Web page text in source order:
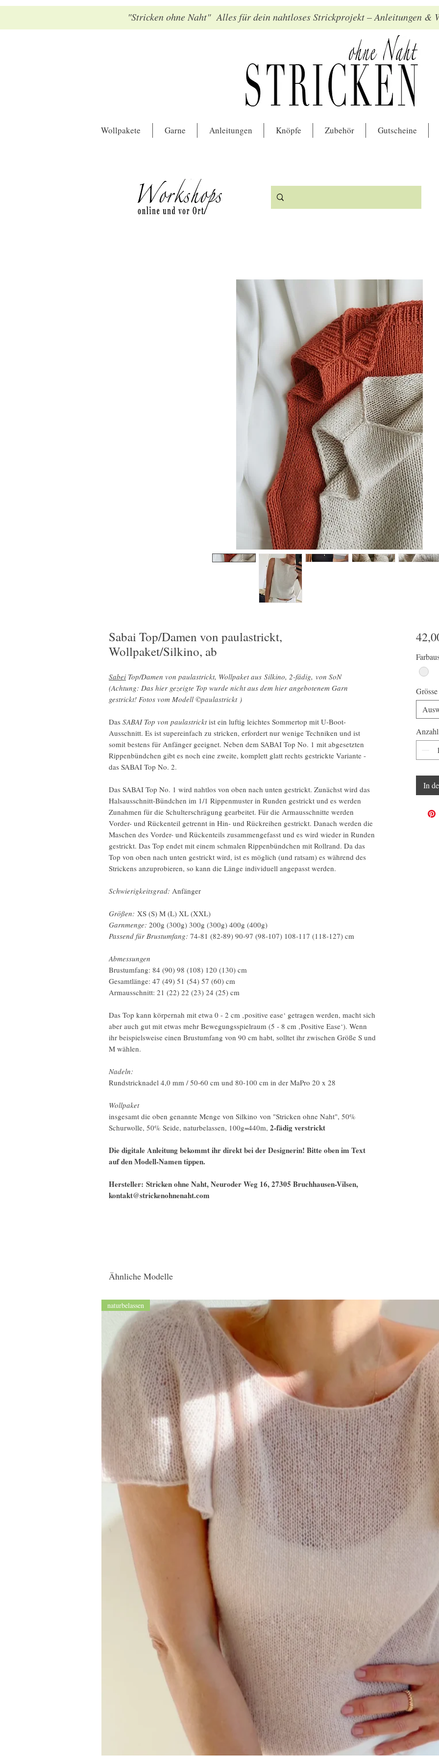
"Stricken ohne Naht" Alles für dein nahtloses Strickprojekt – Anleitungen &
Wollpakete Garne Anleitungen Knöpfe Zubehör Gutscheine
Sabai Top/Damen von paulastrickt,
Wollpaket/Silkino, ab
Sabei Top/Damen von paulastrickt, Wollpaket aus Silkino, 2-fädig, von SoN
(Achtung: Das hier gezeigte Top wurde nicht aus dem hier angebotenem Garn
gestrickt! Fotos vom Modell ©paulastrickt )
Das SABAI Top von paulastricktist ein luftig leichtes Sommertop mit U-Boot-
Ausschnitt. Es ist supereinfach zu stricken, erfordert nur wenige Techniken und ist
somit bestens für Anfänger geeignet. Neben dem SABAI Top No. 1 mit abgesetzten
Rippenbündchen gibt es noch eine zweite, komplett glatt rechts gestrickte Variante -
das SABAI Top No. 2.
Das SABAI Top No. 1 wird nahtlos von oben nach unten gestrickt. Zunächst wird das
Halsausschnitt-Bündchen im 1/1 Rippenmuster in Runden gestrickt und es werden
Zunahmen für die Schulterschrägung gearbeitet. Für die Armausschnitte werden
Vorder- und Rückenteil getrennt in Hin- und Rückreihen gestrickt. Danach werden die
Maschen des Vorder- und Rückenteils zusammengefasst und es wird wieder in Runden
gestrickt. Das Top endet mit einem schmalen Rippenbündchen mit Rollrand. Da das
Top von oben nach unten gestrickt wird, ist es möglich (und ratsam) es während des
Strickens anzuprobieren, so kann die Länge individuell angepasst werden.
Schwierigkeitsgrad: Anfänger
Größen: XS (S) M (L) XL (XXL)
Garnmenge: 200g (300g) 300g (300g) 400g (400g)
Passend für Brustumfang: 74-81 (82-89) 90-97 (98-107) 108-117 (118-127) cm
Abmessungen
Brustumfang: 84 (90) 98 (108) 120 (130) cm
Gesamtlänge: 47 (49) 51 (54) 57 (60) cm
Armausschnitt: 21 (22) 22 (23) 24 (25) cm
Das Top kann körpernah mit etwa 0 - 2 cm ‚positive ease‘ getragen werden, macht sich
aber auch gut mit etwas mehr Bewegungsspielraum (5 - 8 cm ‚Positive Ease‘). Wenn
ihr beispielsweise einen Brustumfang von 90 cm habt, solltet ihr zwischen Größe S und
M wählen.
Nadeln:
Rundstricknadel 4,0 mm / 50-60 cm und 80-100 cm in der MaPro 20 x 28
Wollpaket
insgesamt die oben genannte Menge von Silkino von "Stricken ohne Naht", 50%
Schurwolle, 50% Seide, naturbelassen, 100g=440m, 2-fädig verstrickt
Die digitale Anleitung bekommt ihr direkt bei der Designerin! Bitte oben im Text
auf den Modell-Namen tippen.
Hersteller: Stricken ohne Naht, Neuroder Weg 16, 27305 Bruchhausen-Vilsen,
kontakt@strickenohnenaht.com
Grösse
Anzahl
In
Ähnliche Modelle
naturbelassen